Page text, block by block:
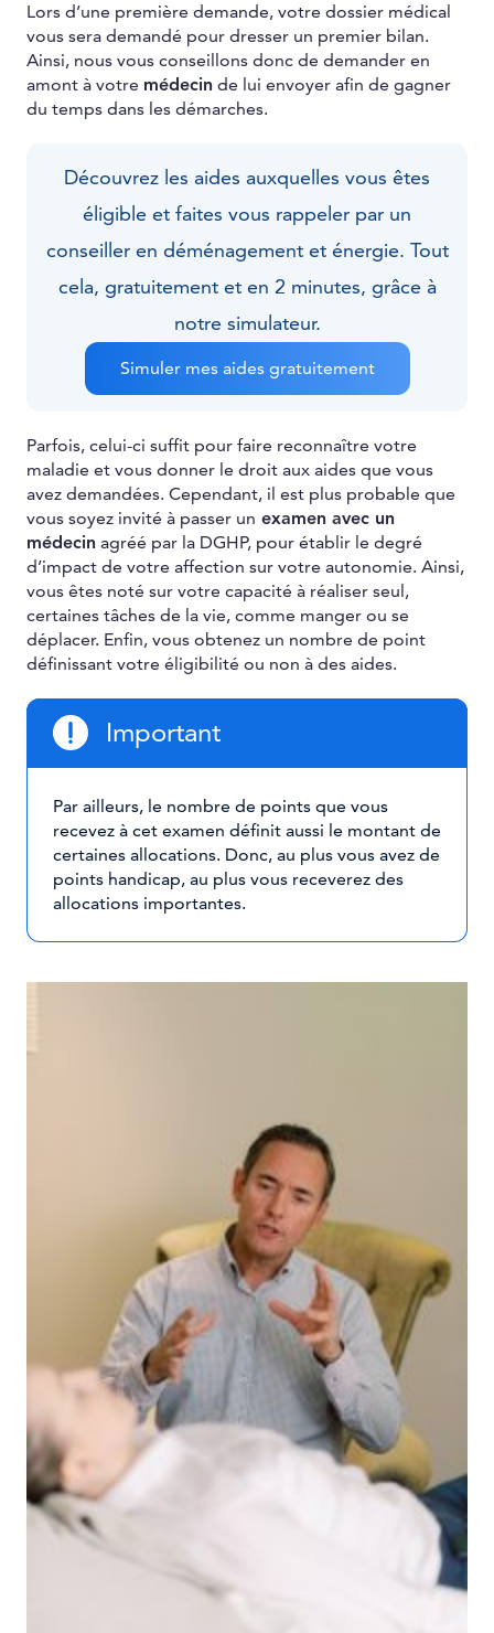
Lors d’une première demande, votre dossier médical
vous sera demandé pour dresser un premier bilan.
Ainsi, nous vous conseillons donc de demander en
amont à votre médecin de lui envoyer afin de gagner
du temps dans les démarches.
Découvrez les aides auxquelles vous êtes
éligible et faites vous rappeler par un
conseiller en déménagement et énergie. Tout
cela, gratuitement et en 2 minutes, grâce à
notre simulateur.
Simuler mes aides gratuitement
Parfois, celui-ci suffit pour faire reconnaître votre
maladie et vous donner le droit aux aides que vous
avez demandées. Cependant, il est plus probable que
vous soyez invité à passer un examen avec un
médecin agréé par la DGHP, pour établir le degré
d’impact de votre affection sur votre autonomie. Ainsi,
vous êtes noté sur votre capacité à réaliser seul,
certaines tâches de la vie, comme manger ou se
déplacer. Enfin, vous obtenez un nombre de point
définissant votre éligibilité ou non à des aides.
Important
Par ailleurs, le nombre de points que vous
recevez à cet examen définit aussi le montant de
certaines allocations. Donc, au plus vous avez de
points handicap, au plus vous receverez des
allocations importantes.